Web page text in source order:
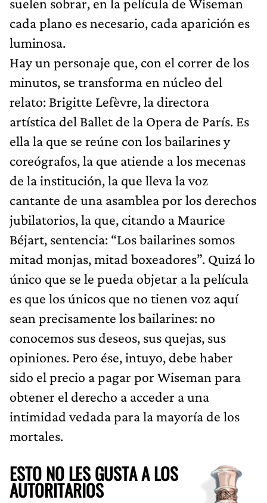
suelen sobrar, en la película de Wiseman
cada plano es necesario, cada aparición es
luminosa.
Hay un personaje que, con el correr de los
minutos, se transforma en núcleo del
relato: Brigitte Lefèvre, la directora
artística del Ballet de la Opera de París. Es
ella la que se reúne con los bailarines y
coreógrafos, la que atiende a los mecenas
de la institución, la que lleva la voz
cantante de una asamblea por los derechos
jubilatorios, la que, citando a Maurice
Béjart, sentencia: “Los bailarines somos
mitad monjas, mitad boxeadores”. Quizá lo
único que se le pueda objetar a la película
es que los únicos que no tienen voz aquí
sean precisamente los bailarines: no
conocemos sus deseos, sus quejas, sus
opiniones. Pero ése, intuyo, debe haber
sido el precio a pagar por Wiseman para
obtener el derecho a acceder a una
intimidad vedada para la mayoría de los
mortales.
ESTO NO LES GUSTA A LOS
AUTORITARIOS